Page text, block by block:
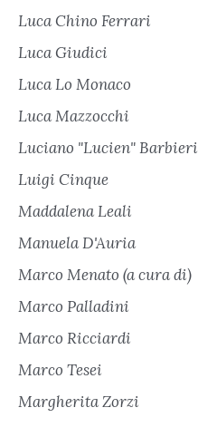
Luca Chino Ferrari
Luca Giudici
Luca Lo Monaco
Luca Mazzocchi
Luciano "Lucien" Barbieri
Luigi Cinque
Maddalena Leali
Manuela D'Auria
Marco Menato (a cura di)
Marco Palladini
Marco Ricciardi
Marco Tesei
Margherita Zorzi